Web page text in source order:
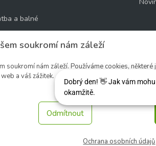
soukromí nám záleží
soukromí nám záleží. Používáme cookies,
a váš zážitek.
Odmítnout
Ochrana osobních údajů
a balné
údajů
souborů cookie